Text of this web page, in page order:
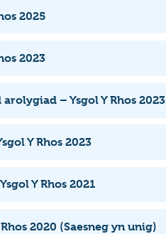
2025
2023
– Ysgol Y Rhos 2023
Y Rhos 2023
Y Rhos 2021
2020 (Saesneg yn unig)